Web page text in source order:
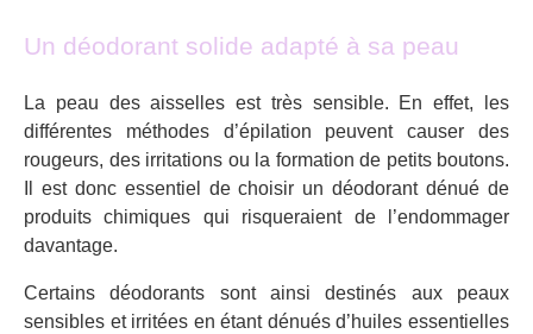
Un déodorant solide adapté à sa peau
La peau des aisselles est très sensible. En effet, les
différentes méthodes d’épilation peuvent causer des
rougeurs, des irritations ou la formation de petits boutons.
Il est donc essentiel de choisir un déodorant dénué de
produits chimiques qui risqueraient de l’endommager
davantage.
Certains déodorants sont ainsi destinés aux peaux
sensibles et irritées en étant dénués d’huiles essentielles